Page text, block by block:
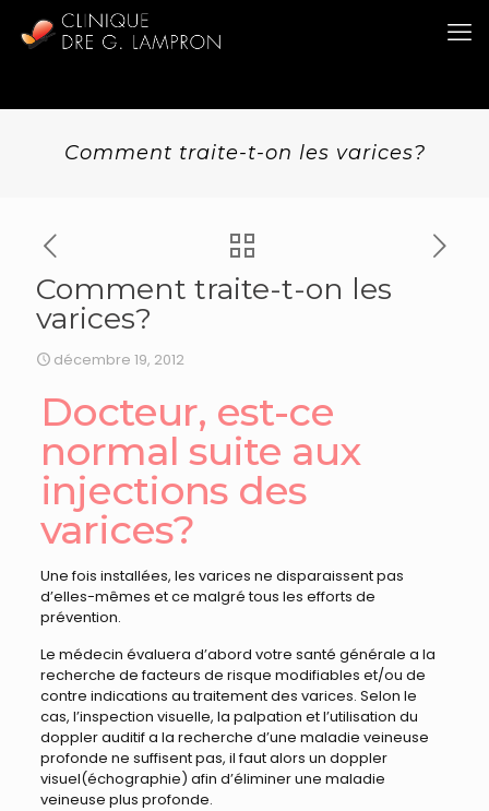
Comment traite-t-on les varices?
Comment traite-t-on les
varices?
décembre 19, 2012
Docteur, est-ce
normal suite aux
injections des
varices?
Une fois installées, les varices ne disparaissent pas
d’elles-mêmes et ce malgré tous les efforts de
prévention.
Le médecin évaluera d’abord votre santé générale a la
recherche de facteurs de risque modifiables et/ou de
contre indications au traitement des varices. Selon le
cas, l’inspection visuelle, la palpation et l’utilisation du
doppler auditif a la recherche d’une maladie veineuse
profonde ne suffisent pas, il faut alors un doppler
visuel(échographie) afin d’éliminer une maladie
veineuse plus profonde.